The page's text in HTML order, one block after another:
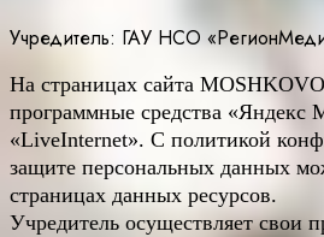
Учредитель: ГАУ НСО
На страницах сайта MOSHKOVO
программные средства «Яндекс
«LiveInternet». С политикой
защите персональных данных
страницах данных ресурсов.
Учредитель осуществляет свои